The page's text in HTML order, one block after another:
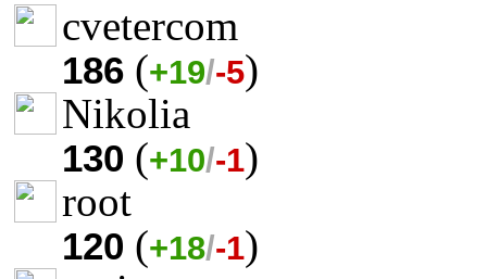
cvetercom
186 (+19/-5)
Nikolia
130 (+10/-1)
root
120 (+18/-1)